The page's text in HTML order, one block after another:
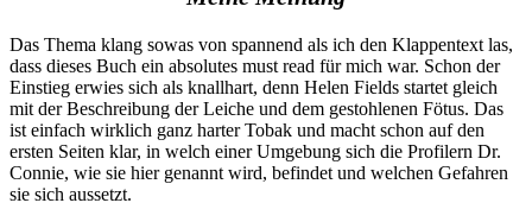
Das Thema klang sowas von spannend als ich den Klappentext las,
dass dieses Buch ein absolutes must read für mich war. Schon der
Einstieg erwies sich als knallhart, denn Helen Fields startet gleich
mit der Beschreibung der Leiche und dem gestohlenen Fötus. Das
ist einfach wirklich ganz harter Tobak und macht schon auf den
ersten Seiten klar, in welch einer Umgebung sich die Profilern Dr.
Connie, wie sie hier genannt wird, befindet und welchen Gefahren
sie sich aussetzt.